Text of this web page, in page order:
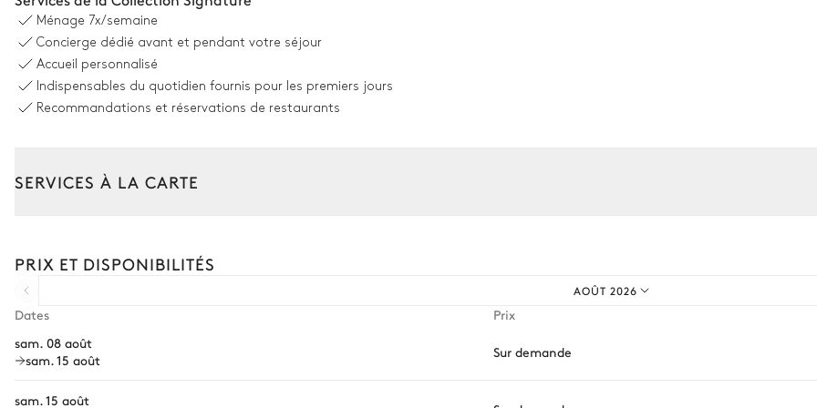
Cuisine
Indépendante
Lave vaisselle
Lit double inséparable
Ménage 7x/semaine
Concierge dédié avant et pendant votre séjour
Accueil personnalisé
Indispensables du quotidien fournis pour les premiers jours
Recommandations et réservations de restaurants
SERVICES À LA CARTE
Chef à domicile
PRIX ET DISPONIBILITÉS
AOÛT 2026
Dates
Prix
sam. 08 août
sam. 15 août
Sur demande
sam. 15 août